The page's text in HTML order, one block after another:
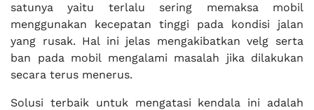
satunya yaitu terlalu sering memaksa mobil
menggunakan kecepatan tinggi pada kondisi jalan
yang rusak. Hal ini jelas mengakibatkan velg serta
ban pada mobil mengalami masalah jika dilakukan
secara terus menerus.
Solusi terbaik untuk mengatasi kendala ini adalah